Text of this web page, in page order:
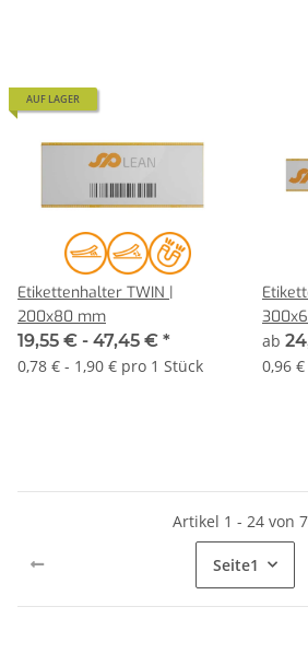
AUF LAGER
Etikettenhalter TWIN |
200x80 mm
19,55 € - 47,45 € *
0,78 € - 1,90 € pro 1 Stück
ab
0,96
Artikel 1 - 24 von
Seite1